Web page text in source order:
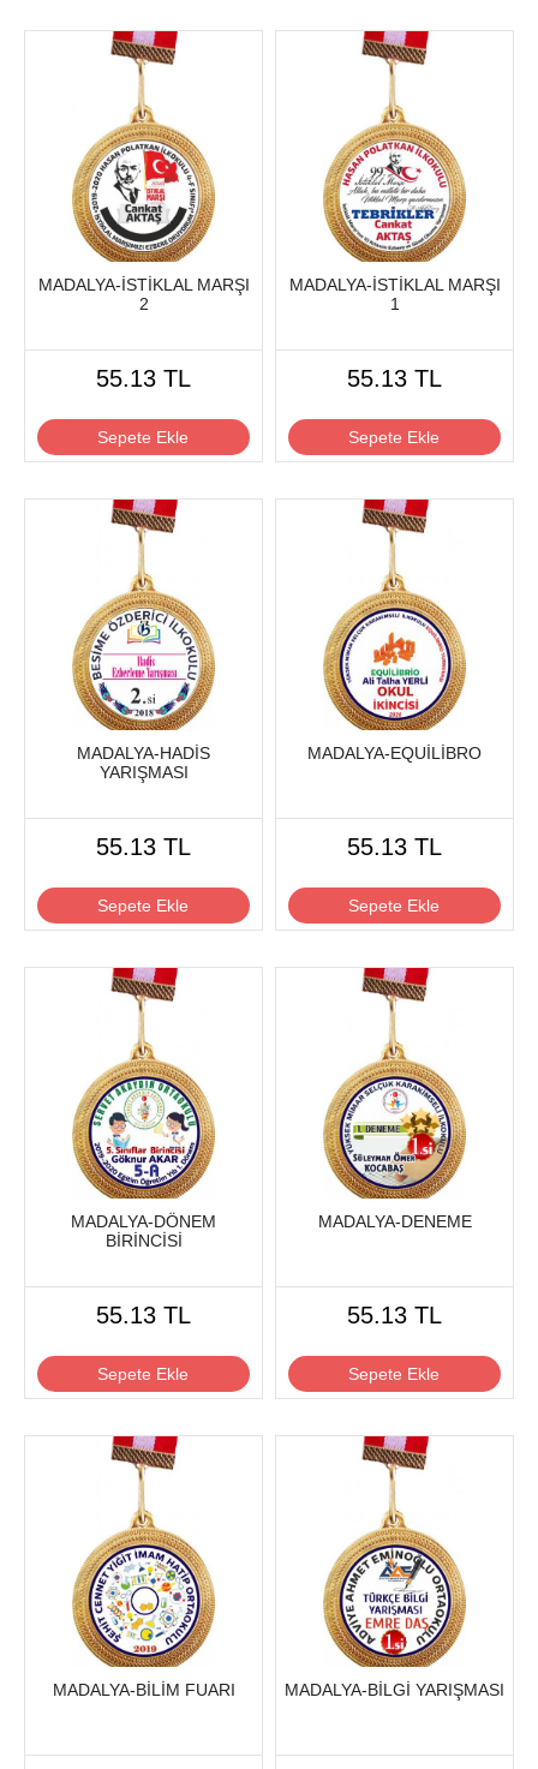
MADALYA-İSTİKLAL MARŞI
2
55.13 TL
Sepete Ekle
MADALYA-İSTİKLAL MARŞI
1
55.13 TL
Sepete Ekle
MADALYA-HADİS
YARIŞMASI
55.13 TL
Sepete Ekle
MADALYA-EQUİLİBRO
55.13 TL
Sepete Ekle
MADALYA-DÖNEM
BİRİNCİSİ
55.13 TL
Sepete Ekle
MADALYA-DENEME
55.13 TL
Sepete Ekle
MADALYA-BİLİM FUARI MADALYA-BİLGİ YARIŞMASI